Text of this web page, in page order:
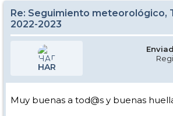
Re: Seguimiento meteorológico,
2022-2023
HAR
Muy buenas a tod@s y buenas